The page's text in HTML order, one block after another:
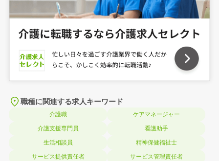
職種に関連する求人キーワード
介護職 ケアマネージャー
介護支援専門員 看護助手
生活相談員 精神保健福祉士
サービス提供責任者 サービス管理責任者